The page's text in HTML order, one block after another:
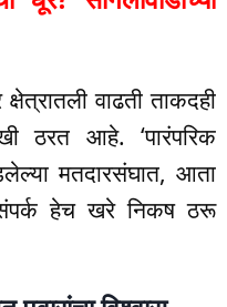
वाढती ताकदही
ठरत आहे. ‘पारंपरिक
मतदारसंघात, आता
हेच खरे निकष ठरू